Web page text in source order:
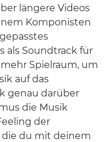
längere Videos
Komponisten
als Soundtrack für
Spielraum, um
auf das
genau darüber
die Musik
der
die du mit deinem